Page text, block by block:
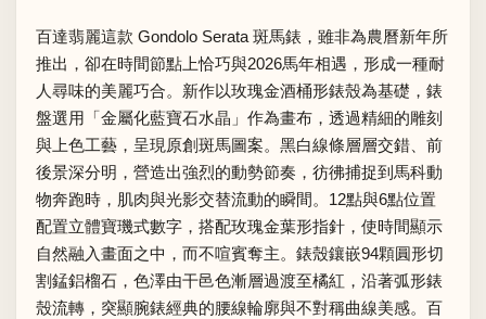
百達翡麗這款 Gondolo Serata 斑馬錶，雖非為農曆新年所
推出，卻在時間節點上恰巧與2026馬年相遇，形成一種耐
人尋味的美麗巧合。新作以玫瑰金酒桶形錶殼為基礎，錶
盤選用「金屬化藍寶石水晶」作為畫布，透過精細的雕刻
與上色工藝，呈現原創斑馬圖案。黑白線條層層交錯、前
後景深分明，營造出強烈的動勢節奏，彷彿捕捉到馬科動
物奔跑時，肌肉與光影交替流動的瞬間。12點與6點位置
配置立體寶璣式數字，搭配玫瑰金葉形指針，使時間顯示
自然融入畫面之中，而不喧賓奪主。錶殼鑲嵌94顆圓形切
割錳鋁榴石，色澤由干邑色漸層過渡至橘紅，沿著弧形錶
殼流轉，突顯腕錶經典的腰線輪廓與不對稱曲線美感。百